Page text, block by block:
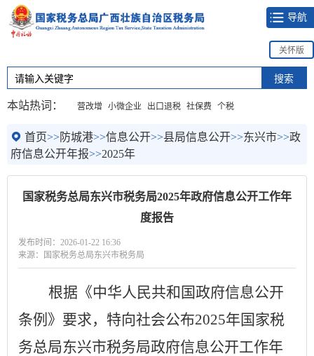
导航
关怀版
本站热词： 营改增 小微企业 出口退税 社保费 个税
首页>>防城港>>信息公开>>县局信息公开>>东兴市>>政
府信息公开年报>>2025年
国家税务总局东兴市税务局2025年政府信息公开工作年
度报告
发布时间：2026-01-22 16:36
来源：国家税务总局东兴市税务局
根据《中华人民共和国政府信息公开
条例》要求，特向社会公布2025年国家税
务总局东兴市税务局政府信息公开工作年